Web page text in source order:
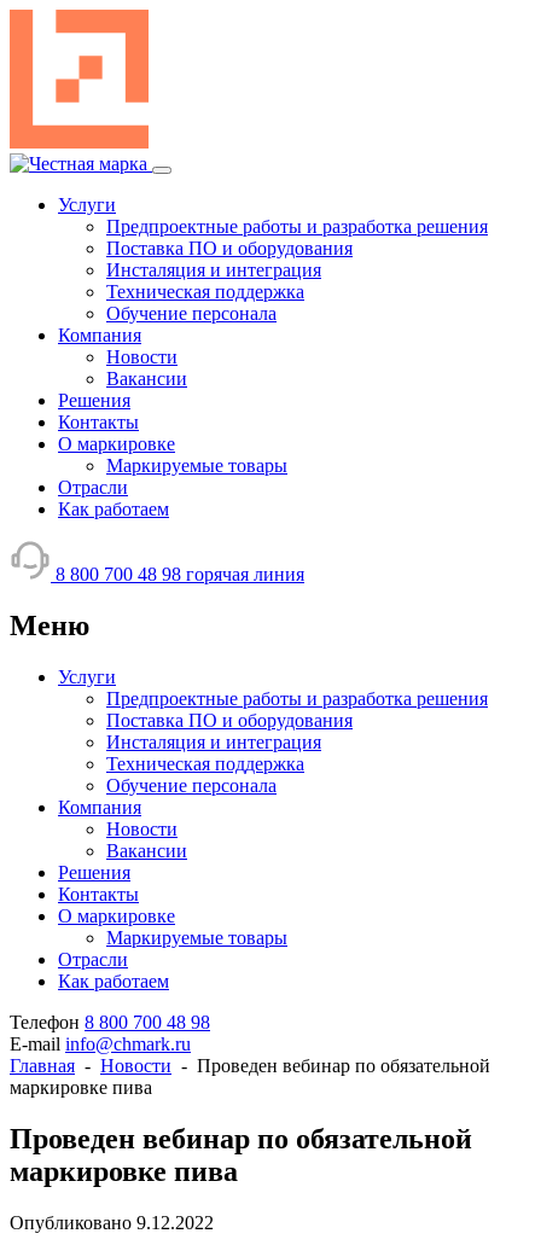
содержимому
Услуги
Предпроектные работы и разработка решения
Поставка ПО и оборудования
Инсталяция и интеграция
Техническая поддержка
Обучение персонала
Компания
Новости
Вакансии
Решения
Контакты
О маркировке
Маркируемые товары
Отрасли
Как работаем
8 800 700 48 98 горячая линия
Меню
Услуги
Предпроектные работы и разработка решения
Поставка ПО и оборудования
Инсталяция и интеграция
Техническая поддержка
Обучение персонала
Компания
Новости
Вакансии
Решения
Контакты
О маркировке
Маркируемые товары
Отрасли
Как работаем
Телефон 8 800 700 48 98
E-mail info@chmark.ru
Главная - Новости - Проведен вебинар по обязательной
маркировке пива
Проведен вебинар по обязательной
маркировке пива
Опубликовано 9.12.2022